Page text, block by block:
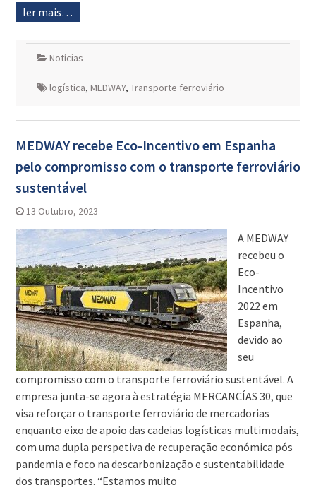
ler mais…
Notícias
logística, MEDWAY, Transporte ferroviário
MEDWAY recebe Eco-Incentivo em Espanha
pelo compromisso com o transporte ferroviário
sustentável
13 Outubro, 2023
A MEDWAY
recebeu o
Eco-
Incentivo
2022 em
Espanha,
devido ao
seu
compromisso com o transporte ferroviário sustentável. A
empresa junta-se agora à estratégia MERCANCÍAS 30, que
visa reforçar o transporte ferroviário de mercadorias
enquanto eixo de apoio das cadeias logísticas multimodais,
com uma dupla perspetiva de recuperação económica pós
pandemia e foco na descarbonização e sustentabilidade
dos transportes. “Estamos muito